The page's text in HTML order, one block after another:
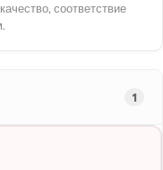
соответствие
1